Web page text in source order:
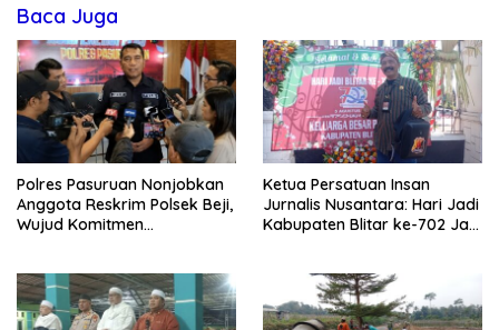
Baca Juga
Polres Pasuruan Nonjobkan
Anggota Reskrim Polsek Beji,
Wujud Komitmen
Ketua Persatuan Insan
Jurnalis Nusantara: Hari Jadi
Kabupaten Blitar ke-702 Jadi